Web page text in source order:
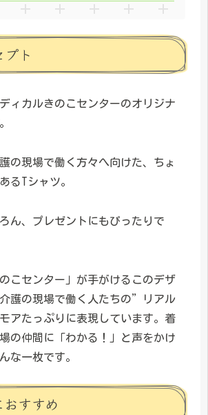
ト
ィカルきのこセンターのオリジナ
の現場で働く方々へ向けた、ちょ
るTシャツ。
ん、プレゼントにもぴったりで
こセンター」が手がけるこのデザ
護の現場で働く人たちの”リアル
アたっぷりに表現しています。着
の仲間に「わかる！」と声をかけ
な一枚です。
すすめ